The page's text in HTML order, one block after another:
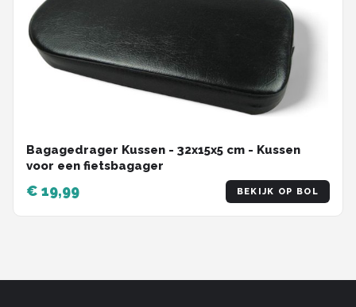
Bagagedrager Kussen - 32x15x5 cm - Kussen
voor een fietsbagager
€ 19,99 BEKIJK OP BOL